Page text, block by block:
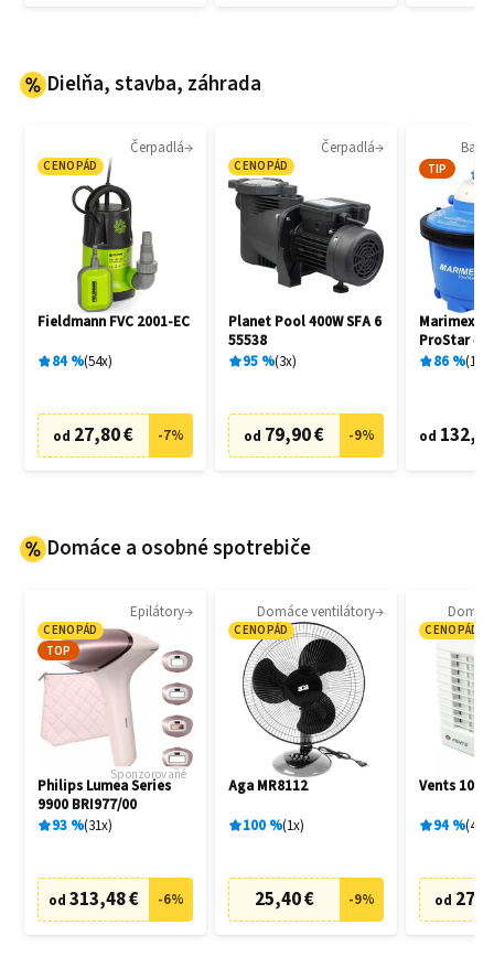
Dielňa, stavba, záhrada
Čerpadlá
CENOPÁD
Fieldmann FVC 2001-EC
84% 54x
od 27,80 € -7%
Čerpadlá
CENOPÁD
Planet Pool 400W SFA 6
55538
95% 3x
od 79,90 € -9%
TIP
Marimex
ProStar 4
filtrácia
86% 136
od
Domáce a osobné spotrebiče
Epilátory
CENOPÁD
TOP
Sponzorované
Philips Lumea Series
9900 BRI977/00
93% 31x
od 313,48 € -6%
Domáce ventilátory
CENOPÁD
Aga MR8112
100% 1x
25,40 € -9%
CENOPÁD
Vents 100
94% 4
od